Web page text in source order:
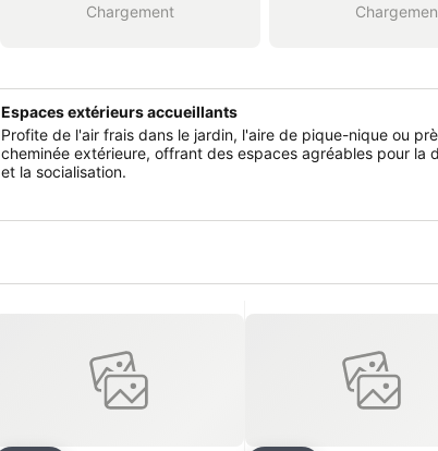
Chargement
Espaces extérieurs accueillants
Profite de l'air frais dans le jardin, l'aire de pique-nique ou
cheminée extérieure, offrant des espaces agréables pour la
et la socialisation.